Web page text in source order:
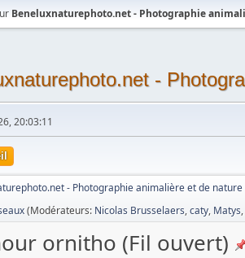
Beneluxnaturephoto.net - Photographie
-
20:03:11
- Photographie animalière et de nature
(Modérateurs: Nicolas Brusselaers,caty, Matys,
ornitho (Fil ouvert)